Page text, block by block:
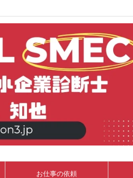
お仕事の依頼